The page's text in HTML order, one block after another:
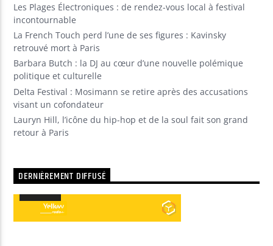
Les Plages Électroniques : de rendez-vous local à festival
incontournable
La French Touch perd l’une de ses figures : Kavinsky
retrouvé mort à Paris
Barbara Butch : la DJ au cœur d’une nouvelle polémique
politique et culturelle
Delta Festival : Mosimann se retire après des accusations
visant un cofondateur
Lauryn Hill, l’icône du hip-hop et de la soul fait son grand
retour à Paris
DERNIÈREMENT DIFFUSÉ
Lecteur
audio